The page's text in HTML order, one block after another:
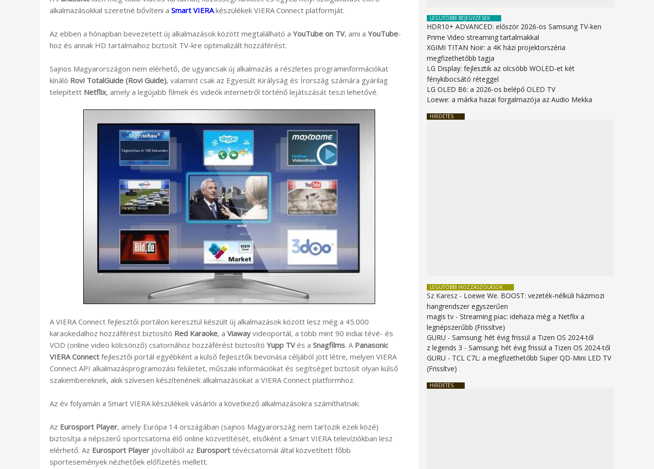
alkalmazásokkal szeretné bővíteni a Smart VIERAkészülékek VIERA Connect platformját.
Az ebben a hónapban bevezetett új alkalmazások között megtalálható a YouTube on TV, ami a YouTube-
hoz és annak HD tartalmaihoz biztosít TV-kre optimalizált hozzáférést.
Sajnos Magyarországon nem elérhető, de ugyancsak új alkalmazás a részletes programinformációkat
kínáló Rovi TotalGuide (Rovi Guide), valamint csak az Egyesült Királyság és Írország számára gyárilag
telepített Netflix, amely a legújabb filmek és videók internetről történő lejátszását teszi lehetővé.
A VIERA Connect fejlesztői portálon keresztül készült új alkalmazások között lesz még a 45.000
karaokedalhoz hozzáférést biztosító Red Karaoke, a Viaway videoportál, a több mint 90 indiai tévé- és
VOD (online video kölcsönző) csatornához hozzáférést biztosító Yupp TVés a Snagfilms. A Panasonic
VIERA Connect fejlesztői portál egyébként a külső fejlesztők bevonása céljából jött létre, melyen VIERA
Connect API alkalmazásprogramozási felületet, műszaki információkat és segítséget biztosít olyan külső
szakembereknek, akik szívesen készítenének alkalmazásokat a VIERA Connect platformhoz.
Az év folyamán a Smart VIERA készülékek vásárlói a következő alkalmazásokra számíthatnak:
Az Eurosport Player, amely Európa 14 országában (sajnos Magyarország nem tartozik ezek közé)
biztosítja a népszerű sportcsatorna élő online közvetítését, elsőként a Smart VIERA televíziókban lesz
elérhető. Az Eurosport Player jóvoltából az Eurosport tévécsatornái által közvetített főbb
sportesemények nézhetőek előfizetés mellett.
LEGUTÓBBI BEJEGYZÉSEK
HDR10+ ADVANCED: először 2026-os Samsung TV-ken
Prime Video streaming tartalmakkal
XGIMI TITAN Noir: a 4K házi projektorszéria
megfizethetőbb tagja
LG Display: fejlesztik az olcsóbb WOLED-et két
fénykibocsátó réteggel
LG OLED B6: a 2026-os belépő OLED TV
Loewe: a márka hazai forgalmazója az Audio Mekka
HIRDETÉS
LEGUTÓBBI HOZZÁSZÓLÁSOK
Sz Karesz - Loewe We. BOOST: vezeték-nélküli házimozi
hangrendszer egyszerűen
magis tv -Streaming piac: idehaza még a Netflix a
legnépszerűbb (Frissítve)
GURU -Samsung: hét évig frissül a Tizen OS 2024-től
z legends 3 -Samsung: hét évig frissül a Tizen OS 2024-től
GURU - TCL C7L: a megfizethetőbb Super QD-Mini LED TV
(Frissítve)
HIRDETÉS